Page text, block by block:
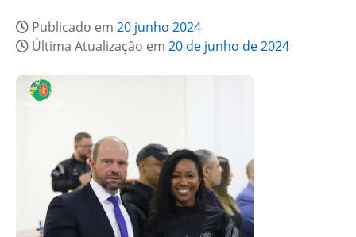
Publicado em 20 junho 2024
Última Atualização em 20 de junho de 2024